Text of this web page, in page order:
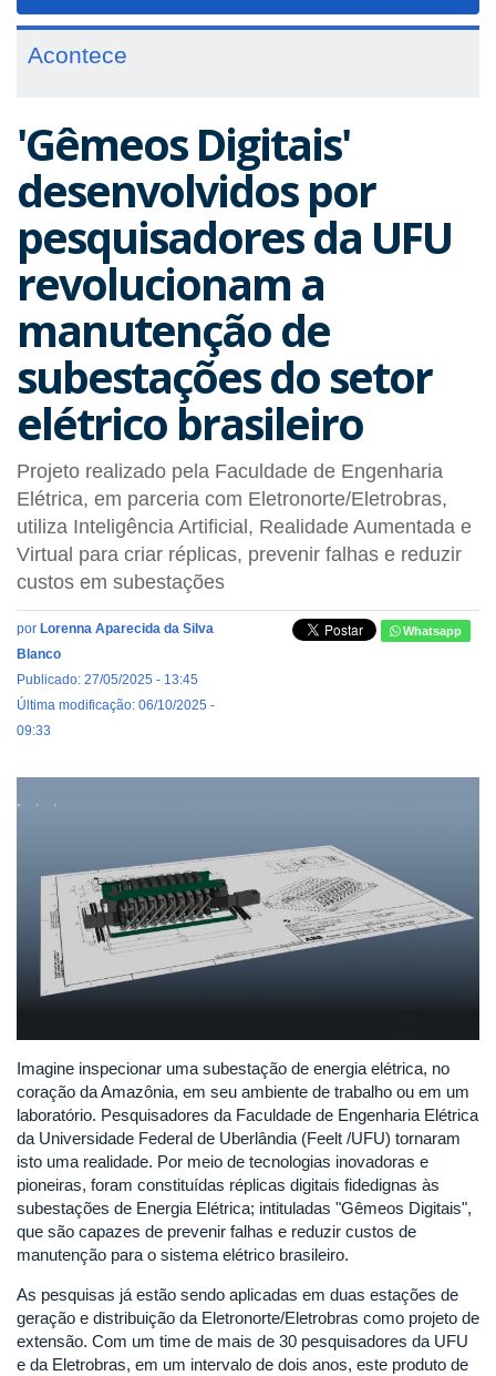
Acontece
'Gêmeos Digitais'
desenvolvidos por
pesquisadores da UFU
revolucionam a
manutenção de
subestações do setor
elétrico brasileiro
Projeto realizado pela Faculdade de Engenharia
Elétrica, em parceria com Eletronorte/Eletrobras,
utiliza Inteligência Artificial, Realidade Aumentada e
Virtual para criar réplicas, prevenir falhas e reduzir
custos em subestações
por Lorenna Aparecida da Silva
Blanco
Publicado: 27/05/2025 - 13:45
Última modificação: 06/10/2025 -
09:33
Whatsapp
Imagine inspecionar uma subestação de energia elétrica, no
coração da Amazônia, em seu ambiente de trabalho ou em um
laboratório. Pesquisadores da Faculdade de Engenharia Elétrica
da Universidade Federal de Uberlândia (Feelt /UFU) tornaram
isto uma realidade. Por meio de tecnologias inovadoras e
pioneiras, foram constituídas réplicas digitais fidedignas às
subestações de Energia Elétrica; intituladas "Gêmeos Digitais",
que são capazes de prevenir falhas e reduzir custos de
manutenção para o sistema elétrico brasileiro.
As pesquisas já estão sendo aplicadas em duas estações de
geração e distribuição da Eletronorte/Eletrobras como projeto de
extensão. Com um time de mais de 30 pesquisadores da UFU
e da Eletrobras, em um intervalo de dois anos, este produto de